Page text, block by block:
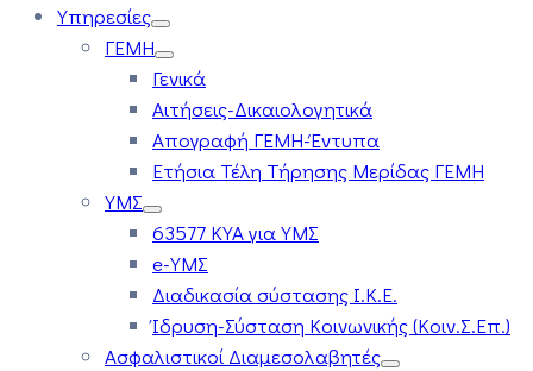
Υπηρεσίες
ΓΕΜΗ
Γενικά
Αιτήσεις-Δικαιολογητικά
Απογραφή ΓΕΜΗ-Έντυπα
Ετήσια Τέλη Τήρησης Μερίδας ΓΕΜΗ
ΥΜΣ
63577 ΚΥΑ για ΥΜΣ
e-ΥΜΣ
Διαδικασία σύστασης Ι.Κ.Ε.
Ίδρυση-Σύσταση Κοινωνικής (Κοιν.Σ.Επ.)
Ασφαλιστικοί Διαμεσολαβητές